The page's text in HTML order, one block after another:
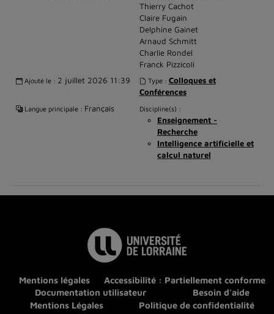
Thierry Cachot
Claire Fugain
Delphine Gainet
Arnaud Schmitt
Charlie Rondel
Franck Pizzicoli
Ajouté le : 2 juillet 2026 11:39 Type : Colloques et
Conférences
Langue principale : Français Discipline(s) :
Enseignement -
Recherche
Intelligence artificielle et
calcul naturel
Mentions légales
Accessibilité : Partiellement conforme
Documentation utilisateur
Besoin d'aide
Mentions Légales
Politique de confidentialité